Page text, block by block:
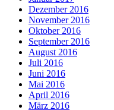
Dezember 2016
November 2016
Oktober 2016
September 2016
August 2016
Juli 2016
Juni 2016
Mai 2016
April 2016
März 2016